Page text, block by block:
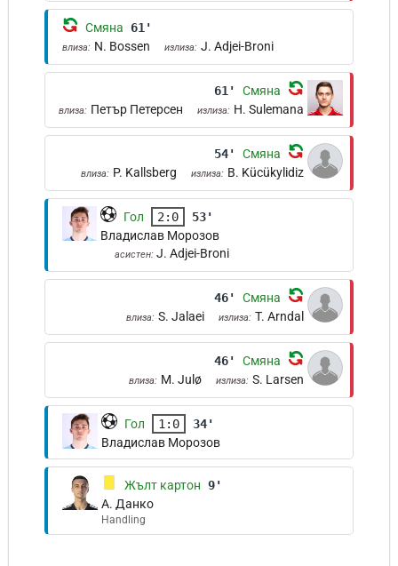
Смяна 61'
влиза: N. Bossen излиза: J. Adjei-Broni
61' Смяна
влиза: Петър Петерсен излиза: H. Sulemana
54' Смяна
влиза: P. Kallsberg излиза: B. Kücükylidiz
Гол 2:0
53'
Владислав Морозов
асистен: J. Adjei-Broni
46' Смяна
влиза: S. Jalaei излиза: T. Arndal
46' Смяна
влиза: M. Julø излиза: S. Larsen
Гол 1:0
34'
Владислав Морозов
Жълт картон 9'
А. Данко
Handling